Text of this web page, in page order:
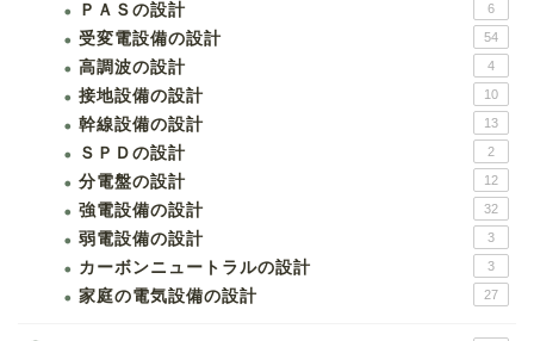
ＰＡＳの設計 6
受変電設備の設計 54
高調波の設計 4
接地設備の設計 10
幹線設備の設計 13
ＳＰＤの設計 2
分電盤の設計 12
強電設備の設計 32
弱電設備の設計 3
カーボンニュートラルの設計 3
家庭の電気設備の設計 27